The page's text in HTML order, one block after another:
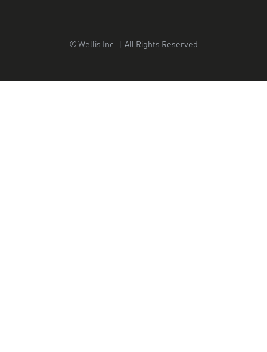
© Wellis Inc. | All Rights Reserved